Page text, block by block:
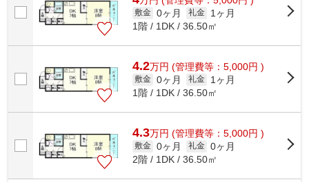
敷金 0ヶ月 礼金
1ヶ月
1階 / 1DK / 36.50㎡
4.2万円 (管理費等：5,000円 )
敷金 0ヶ月 礼金
1ヶ月
1階 / 1DK / 36.50㎡
4.3万円 (管理費等：5,000円 )
敷金 0ヶ月 礼金 0ヶ月
2階 / 1DK / 36.50㎡